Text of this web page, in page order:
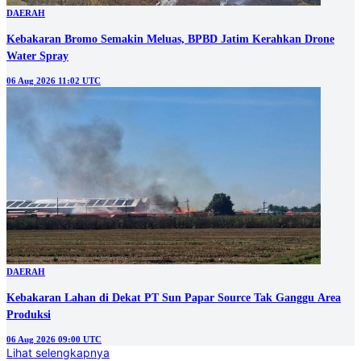
DAERAH
Kebakaran Bromo Semakin Meluas, BPBD Jatim Kerahkan Drone
Water Spray
06 Aug 2026 11:02 UTC
DAERAH
Kebakaran Lahan di Dekat PT Sun Papar Source Tak Ganggu Area
Produksi
06 Aug 2026 09:00 UTC
Lihat selengkapnya